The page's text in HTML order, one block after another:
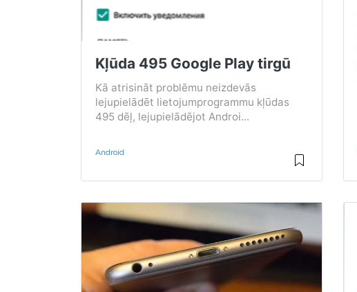
Kļūda 495 Google Play tirgū
Kā atrisināt problēmu neizdevās
lejupielādēt lietojumprogrammu kļūdas
495 dēļ, lejupielādējot Androi...
Android